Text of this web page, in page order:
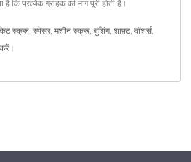
कि प्रत्येक ग्राहक की मांग पूरी होती है।
स्क्रू स्पेसर, मशीन स्क्रू बुशिंग, शाफ़्ट वॉशर्स
।